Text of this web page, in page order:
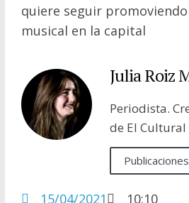
quiere seguir
musical en la capital
Julia Roiz
Periodista.
de El
Publicaciones
15/04/2021 10:10